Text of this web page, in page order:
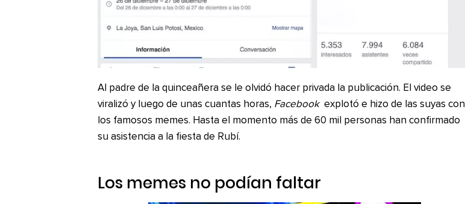
Al padre de la quinceañera se le olvidó hacer privada la publicación. El video se
viralizó y luego de unas cuantas horas, Facebook explotó e hizo de las suyas con
los famosos memes. Hasta el momento más de 60 mil personas han confirmado
su asistencia a la fiesta de Rubí.
Los memes no podían faltar